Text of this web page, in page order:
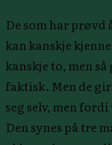
De som har prøvd
kan kanskje
kanskje to, men
faktisk. Men de
seg selv, men
Den synes på tre